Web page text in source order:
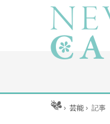
ホーム ›芸能 ›記事